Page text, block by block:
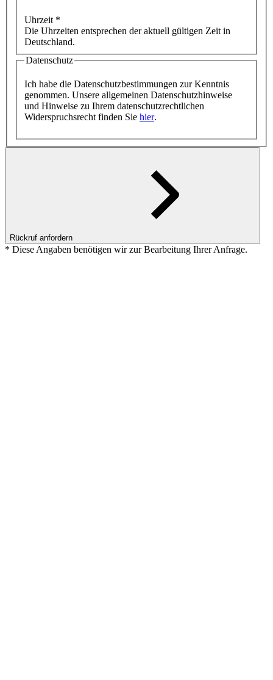
Uhrzeit *
Die Uhrzeiten entsprechen der aktuell gültigen Zeit in
Deutschland.
Datenschutz
Ich habe die Datenschutzbestimmungen zur Kenntnis
genommen. Unsere allgemeinen Datenschutzhinweise
und Hinweise zu Ihrem datenschutz­recht­lichen
Widerspruchsrecht finden Sie hier.
Rückruf anfordern
* Diese Angaben benötigen wir zur Bearbeitung Ihrer Anfrage.